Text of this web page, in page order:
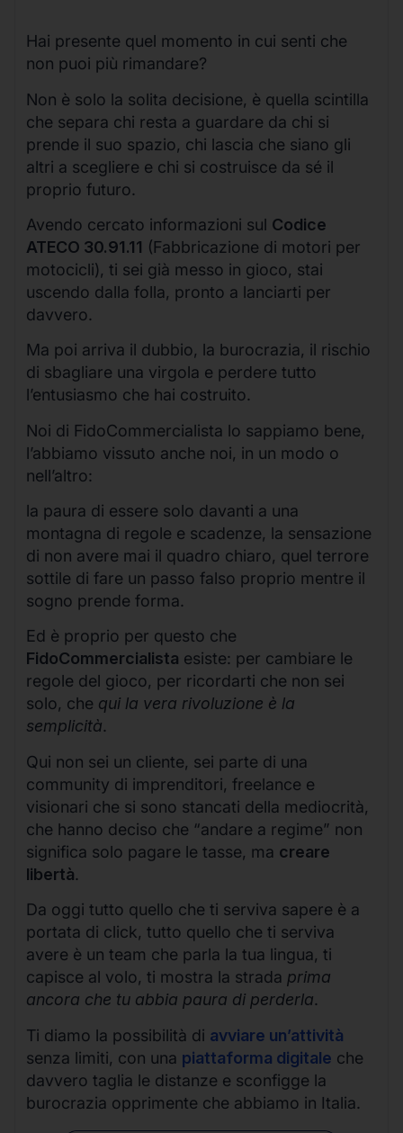
Hai presente quel momento in cui senti che
non puoi più rimandare?
Non è solo la solita decisione, è quella scintilla
che separa chi resta a guardare da chi si
prende il suo spazio, chi lascia che siano gli
altri a scegliere e chi si costruisce da sé il
proprio futuro.
Avendo cercato informazioni sul Codice
ATECO 30.91.11 (Fabbricazione di motori per
motocicli), ti sei già messo in gioco, stai
uscendo dalla folla, pronto a lanciarti per
davvero.
Ma poi arriva il dubbio, la burocrazia, il rischio
di sbagliare una virgola e perdere tutto
l’entusiasmo che hai costruito.
Noi di FidoCommercialista lo sappiamo bene,
l’abbiamo vissuto anche noi, in un modo o
nell’altro:
la paura di essere solo davanti a una
montagna di regole e scadenze, la sensazione
di non avere mai il quadro chiaro, quel terrore
sottile di fare un passo falso proprio mentre il
sogno prende forma.
Ed è proprio per questo che
FidoCommercialista esiste: per cambiare le
regole del gioco, per ricordarti che non sei
solo, che qui la vera rivoluzione è la
semplicità.
Qui non sei un cliente, sei parte di una
community di imprenditori, freelance e
visionari che si sono stancati della mediocrità,
che hanno deciso che “andare a regime” non
significa solo pagare le tasse, ma creare
libertà.
Da oggi tutto quello che ti serviva sapere è a
portata di click, tutto quello che ti serviva
avere è un team che parla la tua lingua, ti
capisce al volo, ti mostra la strada prima
ancora che tu abbia paura di perderla.
Ti diamo la possibilità di avviare un’attività
senza limiti, con una piattaforma digitale che
davvero taglia le distanze e sconfigge la
burocrazia opprimente che abbiamo in Italia.